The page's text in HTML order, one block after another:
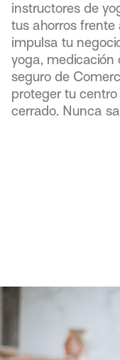
instructores de
tus ahorros
impulsa tu
yoga, medicación
seguro de
proteger tu
cerrado. Nunca